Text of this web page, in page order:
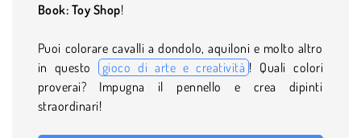
Book: Toy Shop!
Puoi colorare cavalli a dondolo, aquiloni e molto altro
in questo
gioco di arte e creatività ! Quali colori
proverai? Impugna il pennello e crea dipinti
straordinari!